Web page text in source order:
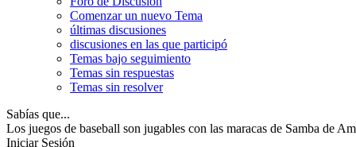
Comenzar un nuevo Tema
últimas discusiones
discusiones en las que participó
Temas bajo seguimiento
Temas sin respuestas
Temas sin resolver
Sabías que...
Los juegos de baseball son jugables con las maracas de Samba de
Iniciar Sesión